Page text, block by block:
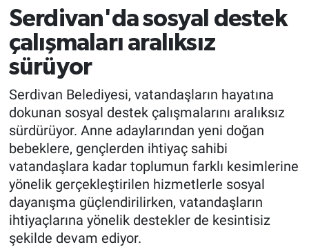
Serdivan'da sosyal destek
çalışmaları aralıksız
sürüyor
Serdivan Belediyesi, vatandaşların hayatına
dokunan sosyal destek çalışmalarını aralıksız
sürdürüyor. Anne adaylarından yeni doğan
bebeklere, gençlerden ihtiyaç sahibi
vatandaşlara kadar toplumun farklı kesimlerine
yönelik gerçekleştirilen hizmetlerle sosyal
dayanışma güçlendirilirken, vatandaşların
ihtiyaçlarına yönelik destekler de kesintisiz
şekilde devam ediyor.